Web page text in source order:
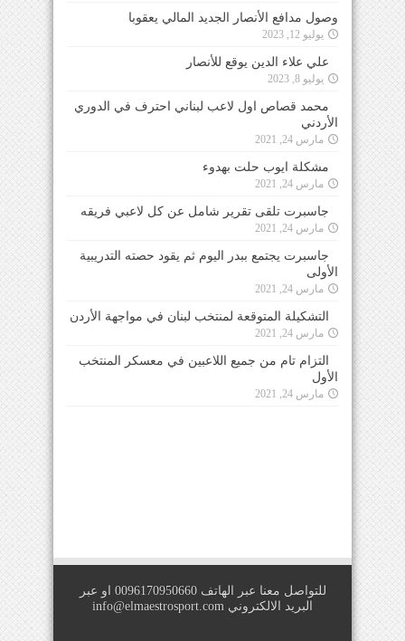
وصول مدافع الأنصار الجديد المالي يعقوبا
يوليو 12, 2023
علي علاء الدين يوقع للأنصار
يوليو 8, 2023
محمد قصاص اول لاعب لبناني احترف في الدوري
الأردني
مارس 24, 2021
مشكلة ايوب حلت بهدوء
مارس 24, 2021
جاسبرت تلقى تقرير شامل عن كل لاعبي فريقه
مارس 24, 2021
جاسبرت يجتمع ببدر اليوم ثم يقود حصته التدريبية
الأولى
مارس 24, 2021
التشكيلة المتوقعة لمنتخب لبنان في مواجهة الأردن
مارس 24, 2021
التزام تام من جميع اللاعبين في معسكر المنتخب
الأول
مارس 24, 2021
للتواصل معنا عبر الهاتف 0096170950660 او عبر
البريد الالكتروني info@elmaestrosport.com